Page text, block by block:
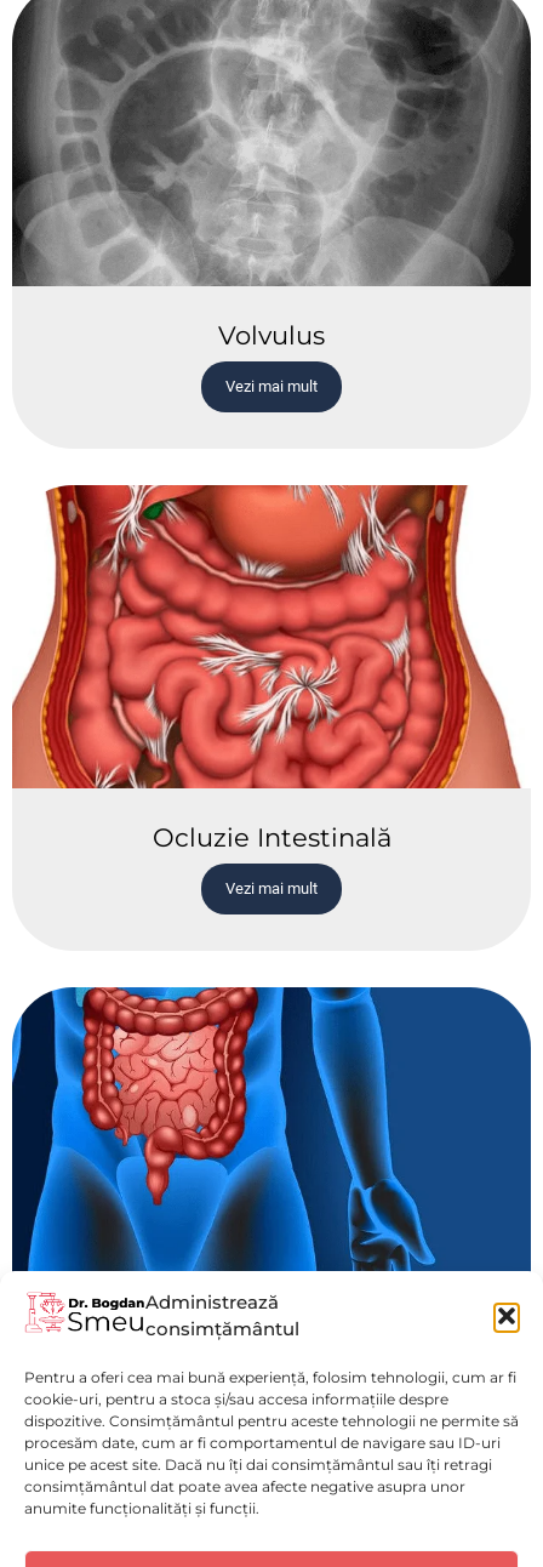
Administrează
consimțământul
Pentru a oferi cea mai bună experiență, folosim tehnologii, cum ar fi
cookie-uri, pentru a stoca și/sau accesa informațiile despre
dispozitive. Consimțământul pentru aceste tehnologii ne permite să
procesăm date, cum ar fi comportamentul de navigare sau ID-uri
unice pe acest site. Dacă nu îți dai consimțământul sau îți retragi
consimțământul dat poate avea afecte negative asupra unor
anumite funcționalități și funcții.
Volvulus
Vezi mai mult
Ocluzie Intestinală
Vezi mai mult
Obstructie Intestinală
Vezi mai mult